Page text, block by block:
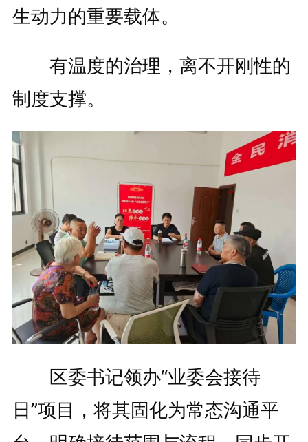
生动力的重要载体。
有温度的治理，离不开刚性的
制度支撑。
区委书记领办“业委会接待
日”项目，将其固化为常态沟通平